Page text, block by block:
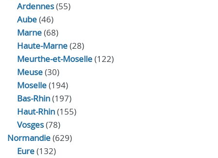
Ardennes(55)
Aube(46)
Marne(68)
Haute-Marne(28)
Meurthe-et-Moselle(122)
Meuse(30)
Moselle(194)
Bas-Rhin(197)
Haut-Rhin(155)
Vosges(78)
Normandie(629)
Eure(132)